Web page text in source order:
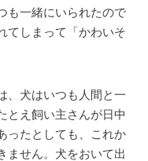
も一緒にいられたので
てしまって「かわいそ
、犬はいつも人間と一
とえ飼い主さんが日中
ったとしても、これか
ません。犬をおいて出